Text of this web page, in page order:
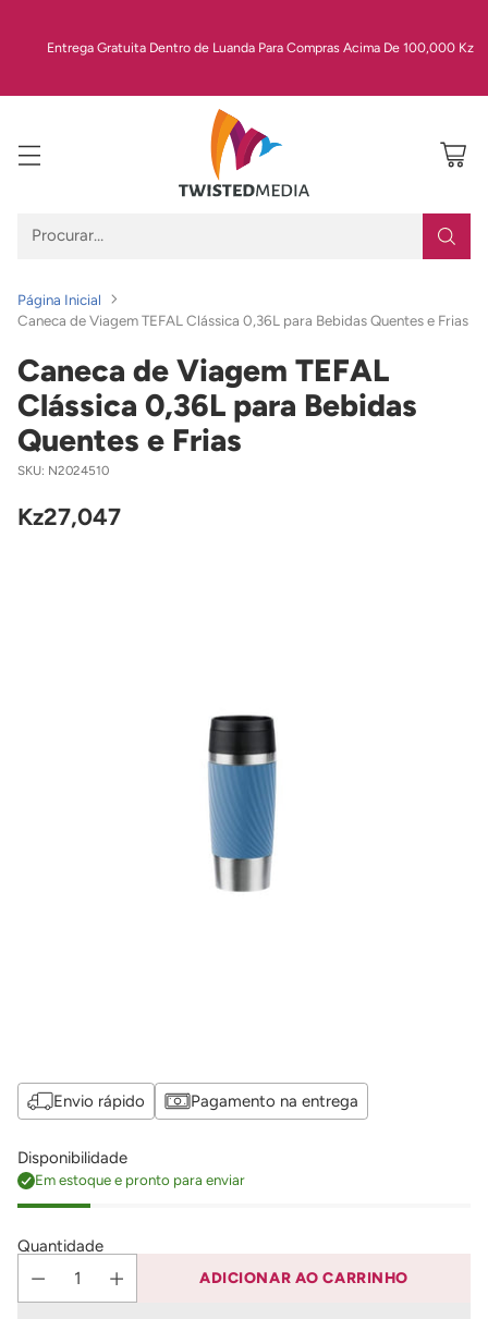
Entrega Gratuita Dentro de Luanda Para Compras Acima De 100,000 Kz
Procurar…
Página Inicial
Caneca de Viagem TEFAL Clássica 0,36L para Bebidas Quentes e Frias
Caneca de Viagem TEFAL
Clássica 0,36L para Bebidas
Quentes e Frias
SKU: N2024510
Preço
Kz27,047
Envio rápido Pagamento na entrega
Disponibilidade
Em estoque e pronto para enviar
Quantidade
ADICIONAR AO CARRINHO